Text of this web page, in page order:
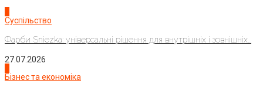
Суспільство
Фарби Sniezka: універсальні рішення для внутрішніх і зовнішніх...
27.07.2026
Бізнес та економіка